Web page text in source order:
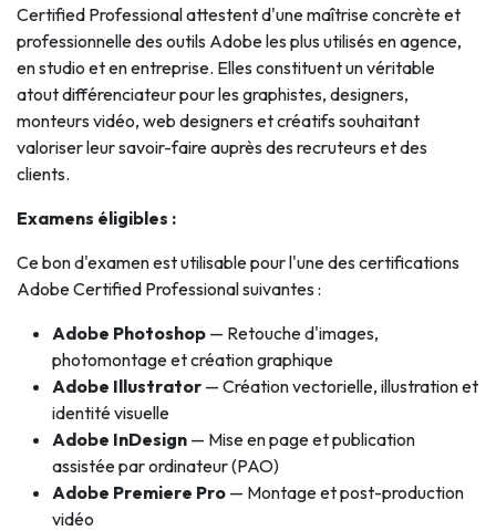
Certified Professional attestent d'une maîtrise concrète et
professionnelle des outils Adobe les plus utilisés en agence,
en studio et en entreprise. Elles constituent un véritable
atout différenciateur pour les graphistes, designers,
monteurs vidéo, web designers et créatifs souhaitant
valoriser leur savoir-faire auprès des recruteurs et des
clients.
Examens éligibles :
Ce bon d'examen est utilisable pour l'une des certifications
Adobe Certified Professional suivantes :
Adobe Photoshop — Retouche d'images,
photomontage et création graphique
Adobe Illustrator — Création vectorielle, illustration et
identité visuelle
Adobe InDesign — Mise en page et publication
assistée par ordinateur (PAO)
Adobe Premiere Pro — Montage et post-production
vidéo